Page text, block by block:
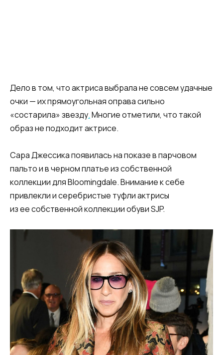
Дело в том, что актриса выбрала не совсем удачные
очки — их прямоугольная оправа сильно
«состарила» звезду.Многие отметили, что такой
образ не подходит актрисе.
Сара Джессика появилась на показе в парчовом
пальто и в черном платье из собственной
коллекции для Bloomingdale. Внимание к себе
привлекли и серебристые туфли актрисы
из ее собственной коллекции обуви SJP.